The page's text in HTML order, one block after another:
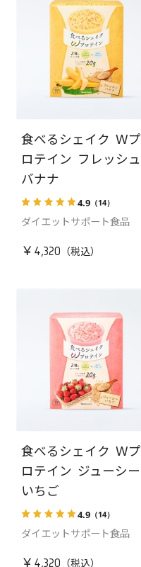
食べるシェイク Ｗプ
ロテイン フレッシュ
バナナ
4.9 （14）
ダイエットサポート食品
￥4,320
食べるシェイク Ｗプ
ロテイン ジューシー
いちご
4.9 （14）
ダイエットサポート食品
￥4,320